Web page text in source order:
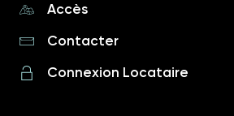
Accès
Contacter
Connexion Locataire